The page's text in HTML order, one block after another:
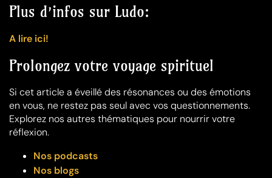
Plus d’infos sur Ludo:
A lire ici!
Prolongez votre voyage spirituel
Si cet article a éveillé des résonances ou des émotions
en vous, ne restez pas seul avec vos questionnements.
Explorez nos autres thématiques pour nourrir votre
réflexion.
Nos podcasts
Nos blogs